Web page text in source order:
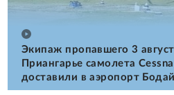
Экипаж пропавшего 3
Приангарье самолета
доставили в аэропорт